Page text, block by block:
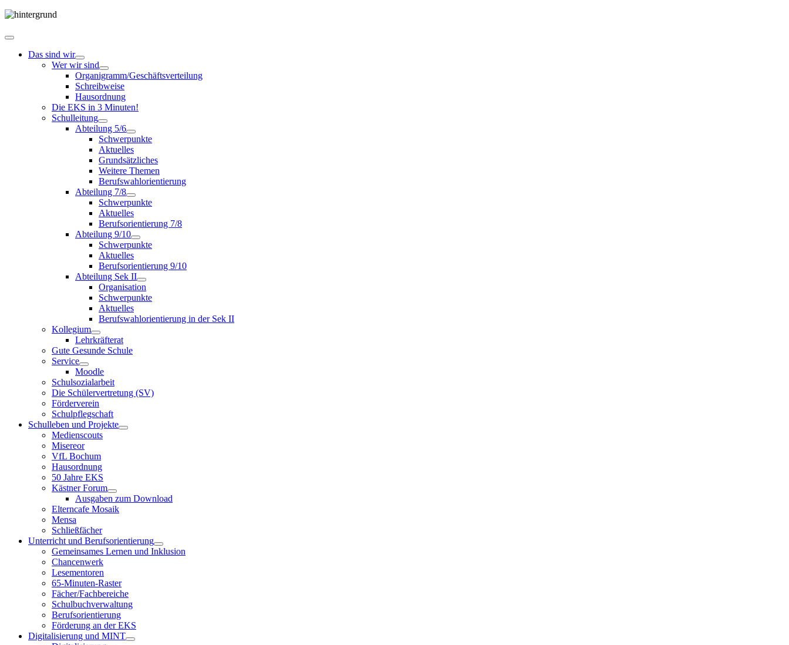
Das sind wir
Wer wir sind
Organigramm/Geschäftsverteilung
Schreibweise
Hausordnung
Die EKS in 3 Minuten!
Schulleitung
Abteilung 5/6
Schwerpunkte
Aktuelles
Grundsätzliches
Weitere Themen
Berufswahlorientierung
Abteilung 7/8
Schwerpunkte
Aktuelles
Berufsorientierung 7/8
Abteilung 9/10
Schwerpunkte
Aktuelles
Berufsorientierung 9/10
Abteilung Sek II
Organisation
Schwerpunkte
Aktuelles
Berufswahlorientierung in der Sek II
Kollegium
Lehrkräfterat
Gute Gesunde Schule
Service
Moodle
Schulsozialarbeit
Die Schülervertretung (SV)
Förderverein
Schulpflegschaft
Schulleben und Projekte
Medienscouts
Misereor
VfL Bochum
Hausordnung
50 Jahre EKS
Kästner Forum
Ausgaben zum Download
Elterncafe Mosaik
Mensa
Schließfächer
Unterricht und Berufsorientierung
Gemeinsames Lernen und Inklusion
Chancenwerk
Lesementoren
65-Minuten-Raster
Fächer/Fachbereiche
Schulbuchverwaltung
Berufsorientierung
Förderung an der EKS
Digitalisierung und MINT